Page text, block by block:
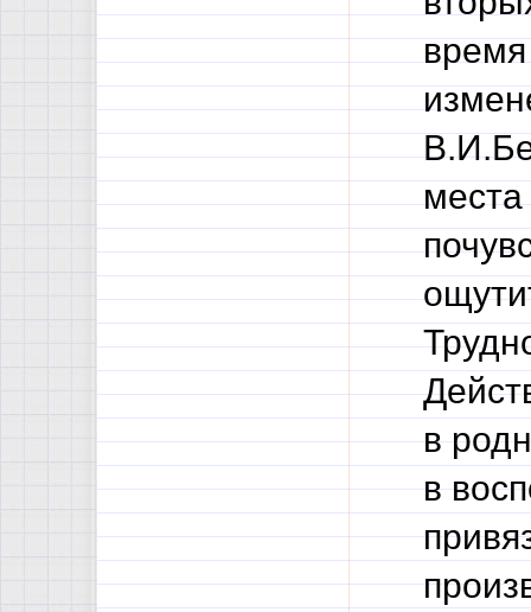
время
места
в
в